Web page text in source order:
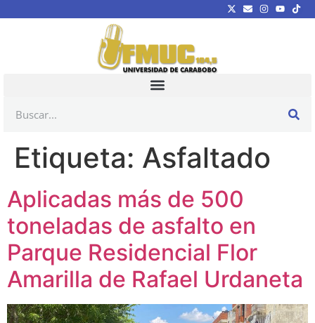
Etiqueta: Asfaltado
Aplicadas más de 500
toneladas de asfalto en
Parque Residencial Flor
Amarilla de Rafael Urdaneta